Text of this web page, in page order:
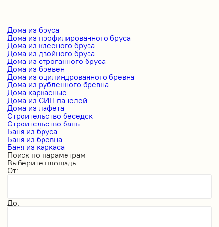
Дома из бруса
Дома из профилированного бруса
Дома из клееного бруса
Дома из двойного бруса
Дома из строганного бруса
Дома из бревен
Дома из оцилиндрованного бревна
Дома из рубленного бревна
Дома каркасные
Дома из СИП панелей
Дома из лафета
Строительство беседок
Строительство бань
Баня из бруса
Баня из бревна
Баня из каркаса
Поиск по параметрам
Выберите площадь
От:
До: